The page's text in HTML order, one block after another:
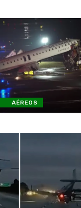
AÉREOS